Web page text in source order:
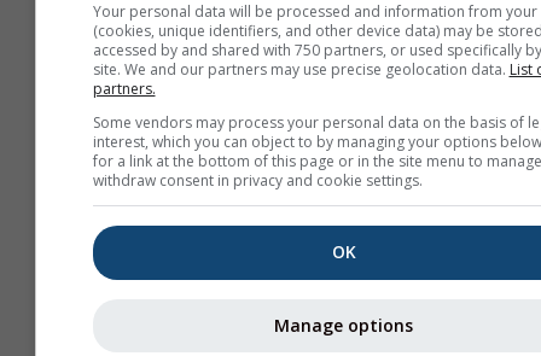
meteoTV
Zusätzliche
Your personal data will be processed and information from your
(cookies, unique identifiers, and other device data) may be
accessed by and shared with 750 partners, or used specifically
site. We and our partners may use precise geolocation data. List
partners.
Some vendors may process your personal data on the basis of
interest, which you can object to by managing your options
for a link at the bottom of this page or in the site menu to
withdraw consent in privacy and cookie settings.
OK
Manage options